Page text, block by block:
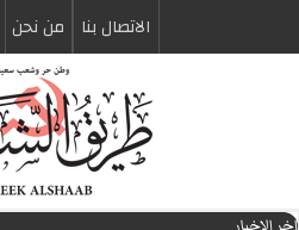
الاتصال بنا من نحن